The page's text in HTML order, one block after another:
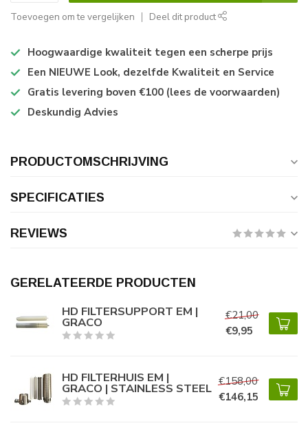
Toevoegen om te vergelijken Deel dit product
Hoogwaardige kwaliteit tegen een scherpe prijs
Een NIEUWE Look, dezelfde Kwaliteit en Service
Gratis levering boven €100 (lees de voorwaarden)
Deskundig Advies
PRODUCTOMSCHRIJVING
SPECIFICATIES
REVIEWS
GERELATEERDE PRODUCTEN
HD FILTERSUPPORT EM |
GRACO
€21,00
€9,95
HD FILTERHUIS EM |
GRACO | STAINLESS STEEL €158,00
€146,15